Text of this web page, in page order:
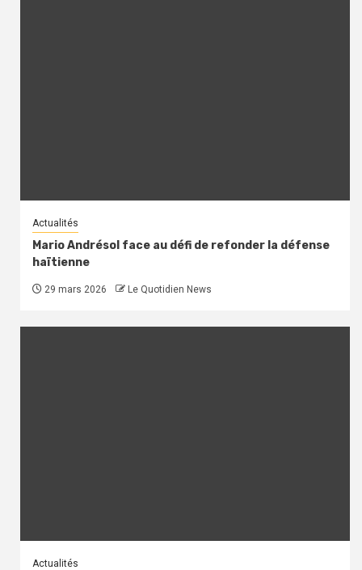
Actualités
Mario Andrésol face au défi de refonder la défense
haïtienne
29 mars 2026 Le Quotidien News
Actualités